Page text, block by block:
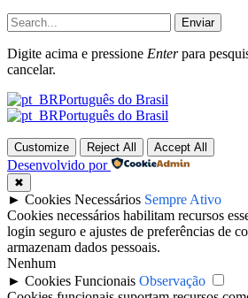
Enviar
Digite acima e pressione Enterpara
cancelar.
Português do Brasil
Português do Brasil
Customize Reject All Accept All
Desenvolvido por
✖
► Cookies Necessários Sempre Ativo
Cookies necessários habilitam recursos
login seguro e ajustes de preferências de
armazenam dados pessoais.
Nenhum
► Cookies Funcionais Observação